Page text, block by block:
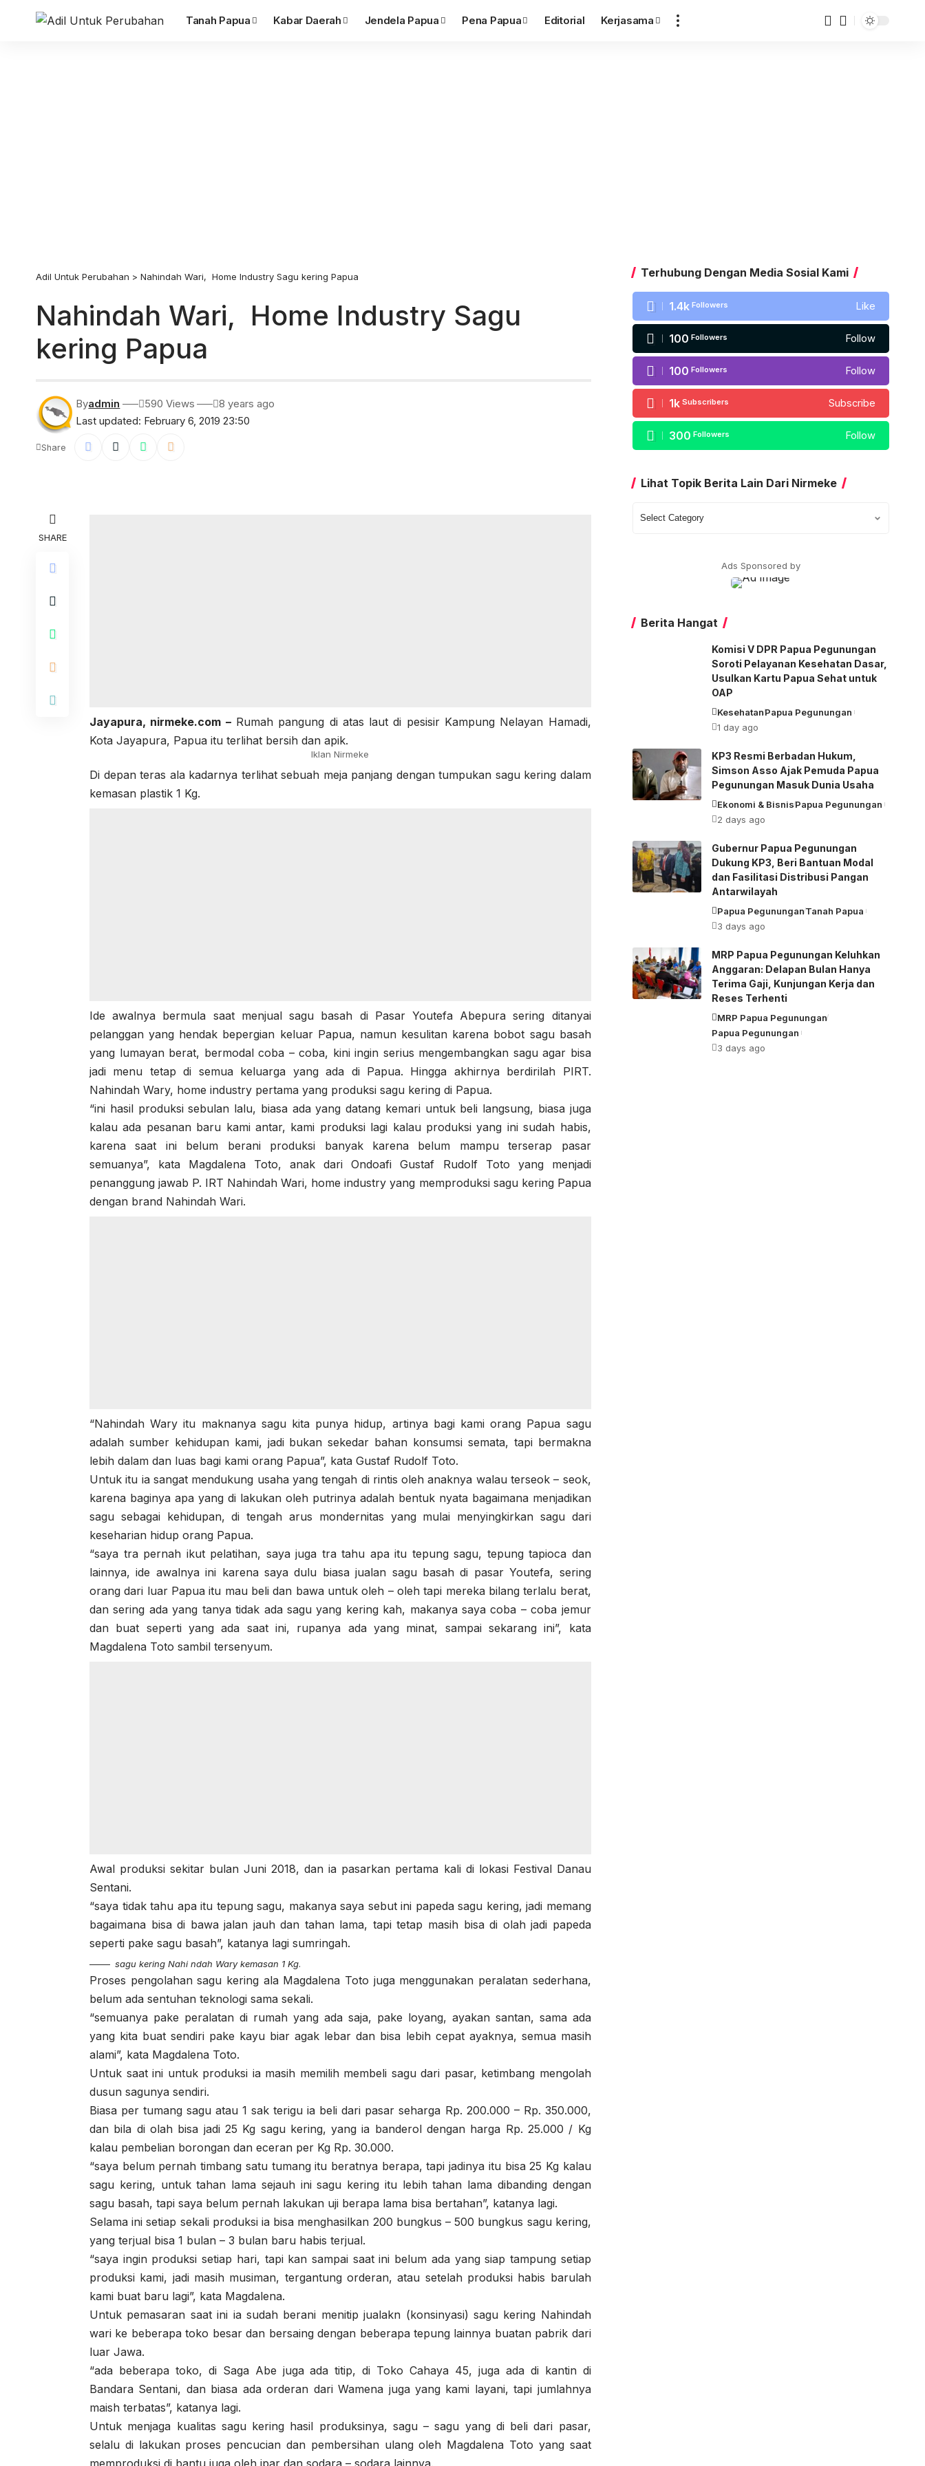
Tanah Papua Kabar Daerah Jendela Papua Pena Papua Editorial Kerjasama
Adil Untuk Perubahan > Nahindah Wari, Home Industry Sagu kering Papua
Nahindah Wari, Home Industry Sagu
kering Papua
Last updated: February 6, 2019 23:50
Byadmin 590 Views 8 years ago
Share
SHARE
Jayapura, nirmeke.com –Rumah pangung di atas laut di pesisir Kampung Nelayan Hamadi,
Kota Jayapura, Papua itu terlihat bersih dan apik.
Iklan Nirmeke
Di depan teras ala kadarnya terlihat sebuah meja panjang dengan tumpukan sagu kering dalam
kemasan plastik 1 Kg.
Ide awalnya bermula saat menjual sagu basah di Pasar Youtefa Abepura sering ditanyai
pelanggan yang hendak bepergian keluar Papua, namun kesulitan karena bobot sagu basah
yang lumayan berat, bermodal coba – coba, kini ingin serius mengembangkan sagu agar bisa
jadi menu tetap di semua keluarga yang ada di Papua. Hingga akhirnya berdirilah PIRT.
Nahindah Wary, home industry pertama yang produksi sagu kering di Papua.
“ini hasil produksi sebulan lalu, biasa ada yang datang kemari untuk beli langsung, biasa juga
kalau ada pesanan baru kami antar, kami produksi lagi kalau produksi yang ini sudah habis,
karena saat ini belum berani produksi banyak karena belum mampu terserap pasar
semuanya”, kata Magdalena Toto, anak dari Ondoafi Gustaf Rudolf Toto yang menjadi
penanggung jawab P. IRT Nahindah Wari, home industry yang memproduksi sagu kering Papua
dengan brand Nahindah Wari.
“Nahindah Wary itu maknanya sagu kita punya hidup, artinya bagi kami orang Papua sagu
adalah sumber kehidupan kami, jadi bukan sekedar bahan konsumsi semata, tapi bermakna
lebih dalam dan luas bagi kami orang Papua”, kata Gustaf Rudolf Toto.
Untuk itu ia sangat mendukung usaha yang tengah di rintis oleh anaknya walau terseok – seok,
karena baginya apa yang di lakukan oleh putrinya adalah bentuk nyata bagaimana menjadikan
sagu sebagai kehidupan, di tengah arus mondernitas yang mulai menyingkirkan sagu dari
keseharian hidup orang Papua.
“saya tra pernah ikut pelatihan, saya juga tra tahu apa itu tepung sagu, tepung tapioca dan
lainnya, ide awalnya ini karena saya dulu biasa jualan sagu basah di pasar Youtefa, sering
orang dari luar Papua itu mau beli dan bawa untuk oleh – oleh tapi mereka bilang terlalu berat,
dan sering ada yang tanya tidak ada sagu yang kering kah, makanya saya coba – coba jemur
dan buat seperti yang ada saat ini, rupanya ada yang minat, sampai sekarang ini”, kata
Magdalena Toto sambil tersenyum.
Awal produksi sekitar bulan Juni 2018, dan ia pasarkan pertama kali di lokasi Festival Danau
Sentani.
“saya tidak tahu apa itu tepung sagu, makanya saya sebut ini papeda sagu kering, jadi memang
bagaimana bisa di bawa jalan jauh dan tahan lama, tapi tetap masih bisa di olah jadi papeda
seperti pake sagu basah”, katanya lagi sumringah.
sagu kering Nahi ndah Wary kemasan 1 Kg.
Proses pengolahan sagu kering ala Magdalena Toto juga menggunakan peralatan sederhana,
belum ada sentuhan teknologi sama sekali.
“semuanya pake peralatan di rumah yang ada saja, pake loyang, ayakan santan, sama ada
yang kita buat sendiri pake kayu biar agak lebar dan bisa lebih cepat ayaknya, semua masih
alami”, kata Magdalena Toto.
Untuk saat ini untuk produksi ia masih memilih membeli sagu dari pasar, ketimbang mengolah
dusun sagunya sendiri.
Biasa per tumang sagu atau 1 sak terigu ia beli dari pasar seharga Rp. 200.000 – Rp. 350.000,
dan bila di olah bisa jadi 25 Kg sagu kering, yang ia banderol dengan harga Rp. 25.000 / Kg
kalau pembelian borongan dan eceran per Kg Rp. 30.000.
“saya belum pernah timbang satu tumang itu beratnya berapa, tapi jadinya itu bisa 25 Kg kalau
sagu kering, untuk tahan lama sejauh ini sagu kering itu lebih tahan lama dibanding dengan
sagu basah, tapi saya belum pernah lakukan uji berapa lama bisa bertahan”, katanya lagi.
Selama ini setiap sekali produksi ia bisa menghasilkan 200 bungkus – 500 bungkus sagu kering,
yang terjual bisa 1 bulan – 3 bulan baru habis terjual.
“saya ingin produksi setiap hari, tapi kan sampai saat ini belum ada yang siap tampung setiap
produksi kami, jadi masih musiman, tergantung orderan, atau setelah produksi habis barulah
kami buat baru lagi”, kata Magdalena.
Untuk pemasaran saat ini ia sudah berani menitip jualakn (konsinyasi) sagu kering Nahindah
wari ke beberapa toko besar dan bersaing dengan beberapa tepung lainnya buatan pabrik dari
luar Jawa.
“ada beberapa toko, di Saga Abe juga ada titip, di Toko Cahaya 45, juga ada di kantin di
Bandara Sentani, dan biasa ada orderan dari Wamena juga yang kami layani, tapi jumlahnya
maish terbatas”, katanya lagi.
Untuk menjaga kualitas sagu kering hasil produksinya, sagu – sagu yang di beli dari pasar,
selalu di lakukan proses pencucian dan pembersihan ulang oleh Magdalena Toto yang saat
memproduksi di bantu juga oleh ipar dan sodara – sodara lainnya.
Terhubung Dengan Media Sosial Kami
1.4k Followers Like
100 Followers Follow
100 Followers Follow
1k Subscribers Subscribe
300 Followers Follow
Lihat Topik Berita Lain Dari Nirmeke
Lihat
Ads Sponsored by
Berita Hangat
Komisi V DPR Papua Pegunungan
Soroti Pelayanan Kesehatan Dasar,
Usulkan Kartu Papua Sehat untuk
OAP
KesehatanPapua Pegunungan
1 day ago
KP3 Resmi Berbadan Hukum,
Simson Asso Ajak Pemuda Papua
Pegunungan Masuk Dunia Usaha
Ekonomi & BisnisPapua Pegunungan
2 days ago
Gubernur Papua Pegunungan
Dukung KP3, Beri Bantuan Modal
dan Fasilitasi Distribusi Pangan
Antarwilayah
Papua PegununganTanah Papua
3 days ago
MRP Papua Pegunungan Keluhkan
Anggaran: Delapan Bulan Hanya
Terima Gaji, Kunjungan Kerja dan
Reses Terhenti
MRP Papua Pegunungan
Papua Pegunungan
3 days ago